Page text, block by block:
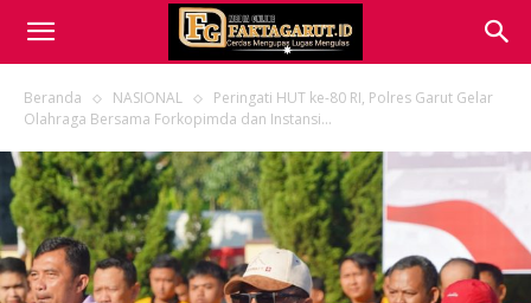
Beranda NASIONAL
Peringati HUT ke-80 RI, Polres Garut Gelar
Olahraga Bersama Forkopimda dan Instansi...